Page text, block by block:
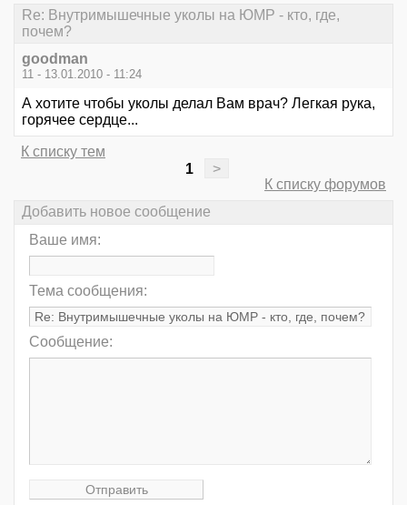
Re: Внутримышечные уколы на ЮМР - кто, где,
почем?
goodman
11 - 13.01.2010 - 11:24
А хотите чтобы уколы делал Вам врач? Легкая рука,
горячее сердце...
К списку тем
1
>
К списку форумов
Добавить новое сообщение
Ваше имя:
Тема сообщения:
Сообщение: